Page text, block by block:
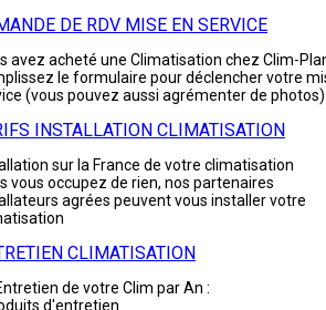
DE RDV MISE EN SERVICE
avez acheté une Climatisation chez Clim-
le formulaire pour déclencher votre
(vous pouvez aussi agrémenter de photos)
INSTALLATION CLIMATISATION
sur la France de votre climatisation
vous occupez de rien, nos partenaires
agrées peuvent vous installer votre
CLIMATISATION
de votre Clim par An :
d'entretien